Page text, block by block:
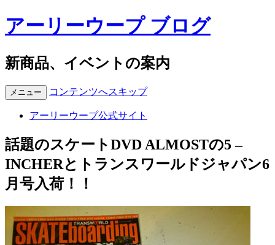
アーリーウープ ブログ
新商品、イベントの案内
メニュー コンテンツへスキップ
アーリーウープ公式サイト
話題のスケートDVD ALMOSTの5 –
INCHERとトランスワールドジャパン6
月号入荷！！